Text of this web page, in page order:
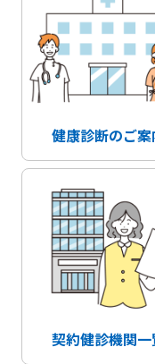
健康診断のご案
契約健診機関